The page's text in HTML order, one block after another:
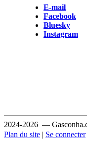
E-mail
Facebook
Bluesky
Instagram
2024-2026 —
Plan du site | Se connecter